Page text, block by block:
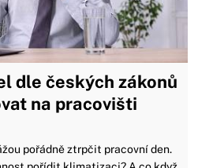
dle českých zákonů
na pracovišti
pořádně ztrpčit pracovní den.